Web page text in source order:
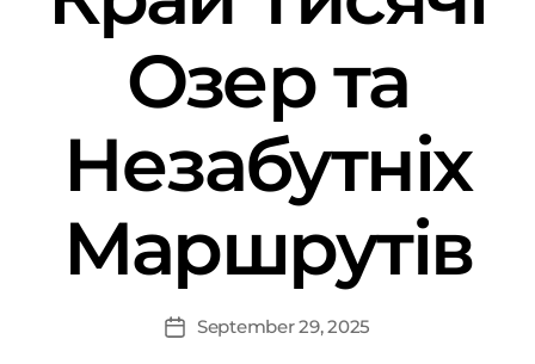
Озер та
Незабутніх
Маршрутів
September 29, 2025